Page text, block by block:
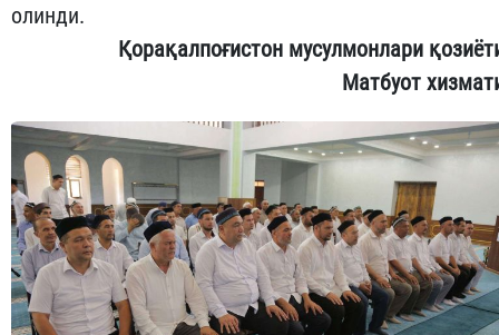
олинди.
Қорақалпоғистон мусулмонлари
Матбуот